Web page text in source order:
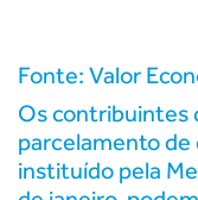
Fonte: Valor
Os contribuintes
parcelamento de
instituído pela